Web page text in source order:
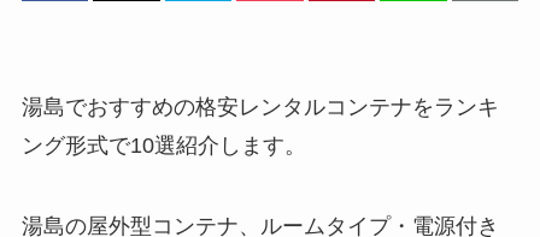
湯島でおすすめの格安レンタルコンテナをランキ
ング形式で10選紹介します。
湯島の屋外型コンテナ、ルームタイプ・電源付き